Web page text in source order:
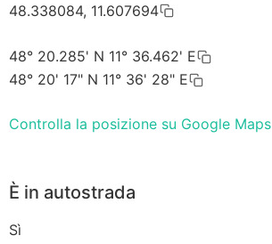
48.338084, 11.607694
48° 20.285' N 11° 36.462' E
48° 20' 17" N 11° 36' 28" E
Controlla la posizione su Google Maps
È in autostrada
Sì